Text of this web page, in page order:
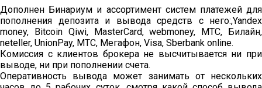
Дополнен Бинариум и ассортимент систем платежей для
пополнения депозита и вывода средств с него:,Yandex
money, Bitcoin Qiwi, MasterCard, webmoney, МТС, Билайн,
neteller, UnionPay, МТС, Мегафон, Visa, Sberbank online.
Комиссия с клиентов брокера не высчитывается ни при
выводе, ни при пополнении счета.
Оперативность вывода может занимать от нескольких